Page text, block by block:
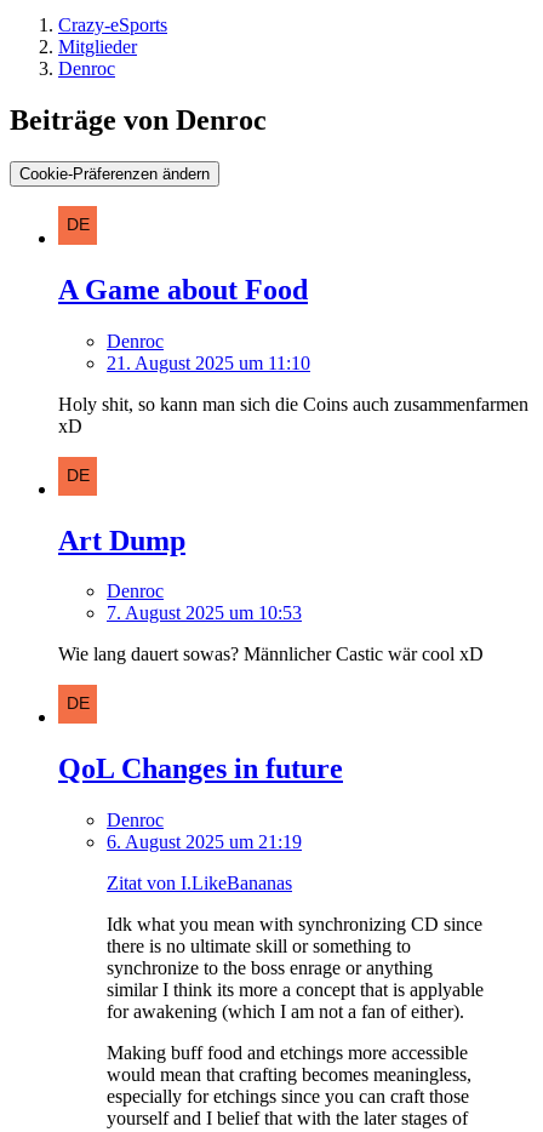
Crazy-eSports
Mitglieder
Denroc
Beiträge von Denroc
Cookie-Präferenzen ändern
A Game about Food
Denroc
21. August 2025 um 11:10
Holy shit, so kann man sich die Coins auch zusammenfarmen
xD
Art Dump
Denroc
7. August 2025 um 10:53
Wie lang dauert sowas? Männlicher Castic wär cool xD
QoL Changes in future
Denroc
6. August 2025 um 21:19
Zitat von I.LikeBananas
Idk what you mean with synchronizing CD since
there is no ultimate skill or something to
synchronize to the boss enrage or anything
similar I think its more a concept that is applyable
for awakening (which I am not a fan of either).
Making buff food and etchings more accessible
would mean that crafting becomes meaningless,
especially for etchings since you can craft those
yourself and I belief that with the later stages of